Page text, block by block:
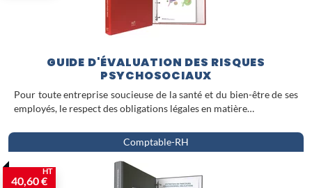
GUIDE D'ÉVALUATION DES RISQUES
PSYCHOSOCIAUX
Pour toute entreprise soucieuse de la santé et du bien-être de ses
employés, le respect des obligations légales en matière…
Comptable-RH
40,60 €
HT